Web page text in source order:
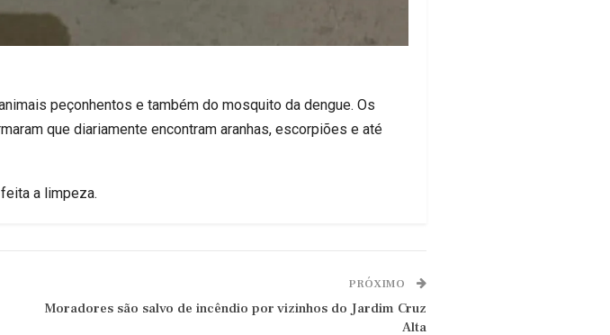
peçonhentos e também do mosquito da dengue. Os
que diariamente encontram aranhas, escorpiões e até
a limpeza.
PRÓXIMO
Moradores são salvo de incêndio por vizinhos do Jardim Cruz
Alta